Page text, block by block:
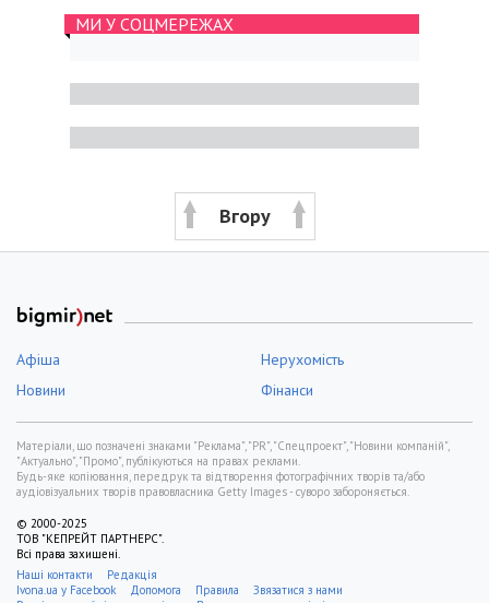
МИ У СОЦМЕРЕЖАХ
Вгору
Афіша
Нерухомість
Новини
Фінанси
Матеріали, що позначені знаками "Реклама", "PR", "Спецпроект", "Новини компаній",
"Актуально", "Промо", публікуються на правах реклами.
Будь-яке копіювання, передрук та відтворення фотографічних творів та/або
аудіовізуальних творів правовласника Getty Images - суворо забороняється.
© 2000-2025
ТОВ "КЕПРЕЙТ ПАРТНЕРС".
Всі права захищені.
Наші контакти
Редакція
Ivona.ua у Facebook
Допомога Правила
Звязатися з нами